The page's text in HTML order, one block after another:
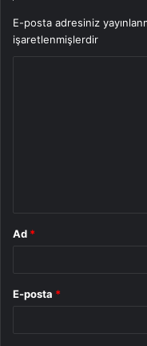
E-posta adresiniz
işaretlenmişlerdir
Ad *
E-posta *